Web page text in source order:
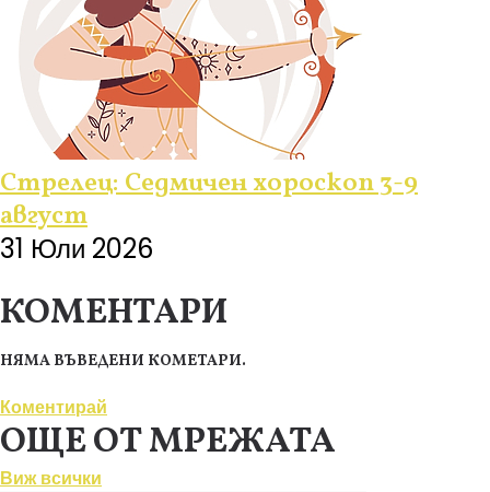
Стрелец: Седмичен хороскоп 3-9
август
31 Юли 2026
КОМЕНТАРИ
НЯМА ВЪВЕДЕНИ КОМЕТАРИ.
Коментирай
ОЩЕ ОТ МРЕЖАТА
Виж всички